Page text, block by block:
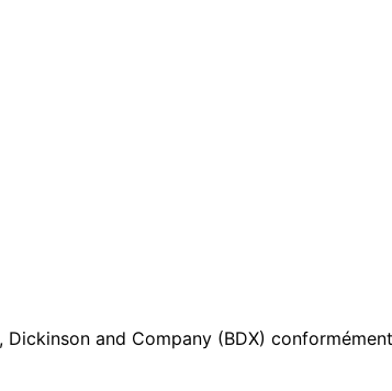
and Company (BDX)